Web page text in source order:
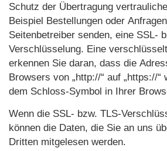
Schutz der Übertragung
Beispiel Bestellungen oder
Seitenbetreiber senden, eine SSL-
Verschlüsselung. Eine
erkennen Sie daran, dass die
Browsers von „http://“ auf „https://“
dem Schloss-Symbol in Ihrer
Wenn die SSL- bzw. TLS-
können die Daten, die Sie an uns
Dritten mitgelesen werden.